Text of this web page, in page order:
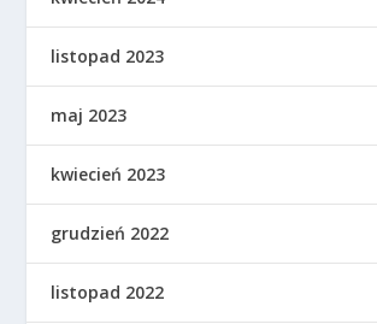
listopad 2023
maj 2023
kwiecień 2023
grudzień 2022
listopad 2022